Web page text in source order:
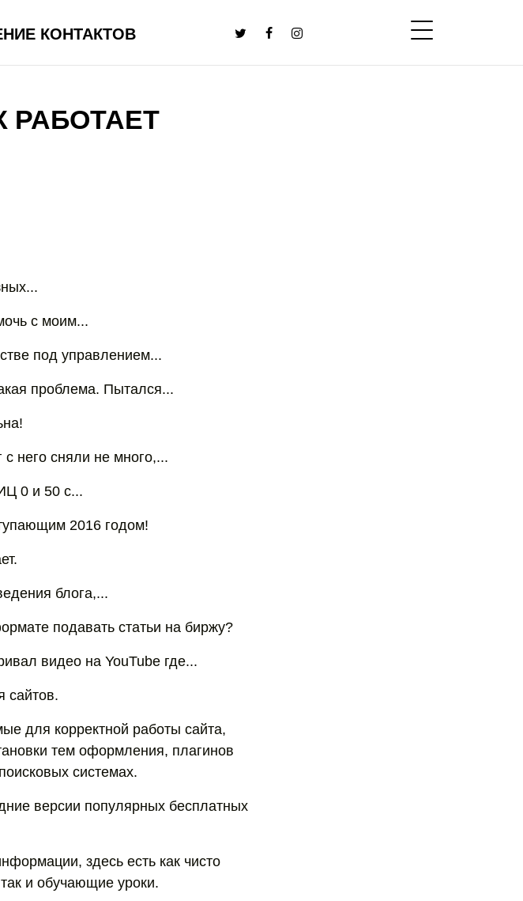
КОНТАКТОВ
РАБОТАЕТ
с моим...
под управлением...
проблема. Пытался...
него сняли не много,...
0 и 50 с...
2016 годом!
блога,...
подавать статьи на биржу?
видео на YouTube где...
сайтов.
для корректной работы сайта,
тем оформления, плагинов
системах.
версии популярных бесплатных
здесь есть как чисто
и обучающие уроки.